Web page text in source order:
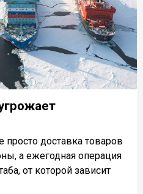
доставка товаров
а ежегодная операция
от которой зависит